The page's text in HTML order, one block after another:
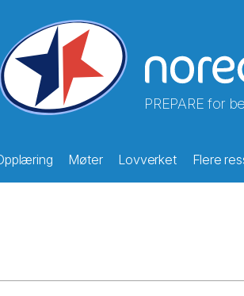
PREPARE for
Møter Lovverket Flere